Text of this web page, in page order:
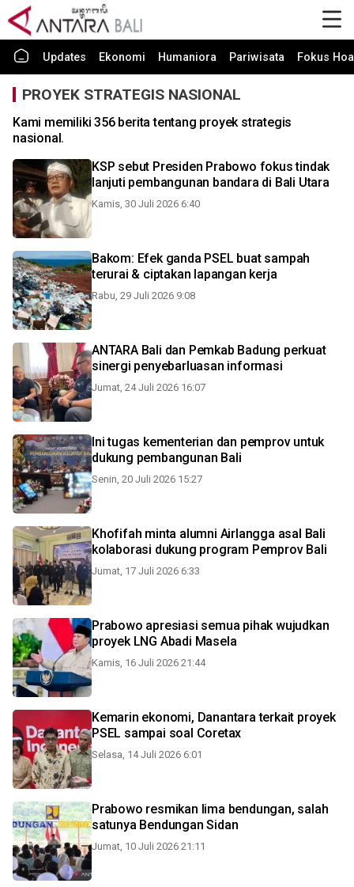
Updates Ekonomi Humaniora Pariwisata Fokus
PROYEK STRATEGIS NASIONAL
Kami memiliki 356 berita tentang proyek strategis
nasional.
KSP sebut Presiden Prabowo fokus tindak
lanjuti pembangunan bandara di Bali Utara
Kamis, 30 Juli 2026 6:40
Bakom: Efek ganda PSEL buat sampah
terurai & ciptakan lapangan kerja
Rabu, 29 Juli 2026 9:08
ANTARA Bali dan Pemkab Badung perkuat
sinergi penyebarluasan informasi
Jumat, 24 Juli 2026 16:07
Ini tugas kementerian dan pemprov untuk
dukung pembangunan Bali
Senin, 20 Juli 2026 15:27
Khofifah minta alumni Airlangga asal Bali
kolaborasi dukung program Pemprov Bali
Jumat, 17 Juli 2026 6:33
Prabowo apresiasi semua pihak wujudkan
proyek LNG Abadi Masela
Kamis, 16 Juli 2026 21:44
Kemarin ekonomi, Danantara terkait proyek
PSEL sampai soal Coretax
Selasa, 14 Juli 2026 6:01
Prabowo resmikan lima bendungan, salah
satunya Bendungan Sidan
Jumat, 10 Juli 2026 21:11